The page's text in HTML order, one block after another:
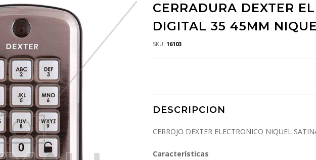
CERRADURA DEXTER
DIGITAL 35 45MM
SKU: 16103
DESCRIPCION
CERROJO DEXTER ELECTRONICO NIQUEL
Características